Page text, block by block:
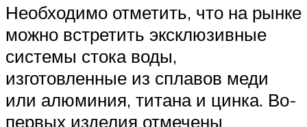
Необходимо отметить, что на рынке
можно встретить эксклюзивные
системы стока воды,
изготовленные из сплавов меди
или алюминия, титана и цинка. Во-
первых изделия отмечены